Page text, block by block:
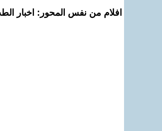
افلام من نفس المحور: اخبار